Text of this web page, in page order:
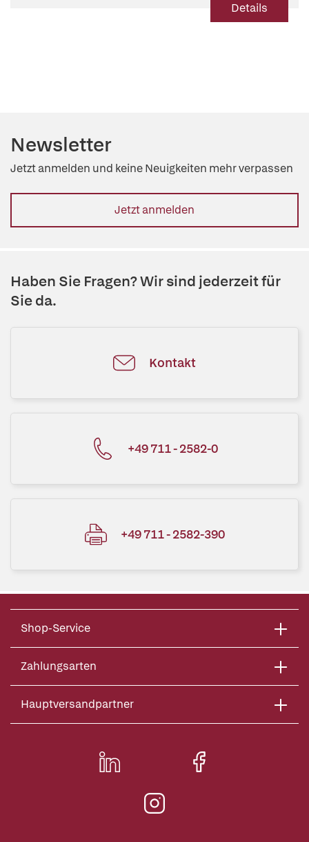
Details
Newsletter
Jetzt anmelden und keine Neuigkeiten mehr verpassen
Jetzt anmelden
Haben Sie Fragen? Wir sind jederzeit für
Sie da.
Kontakt
+49 711 - 2582-0
+49 711 - 2582-390
Shop-Service
Zahlungsarten
Hauptversandpartner